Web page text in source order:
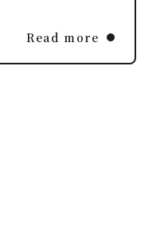
Read more